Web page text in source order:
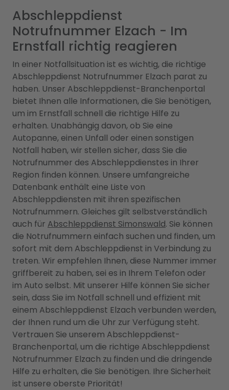
Abschleppdienst
Notrufnummer Elzach - Im
Ernstfall richtig reagieren
In einer Notfallsituation ist es wichtig, die richtige
Abschleppdienst Notrufnummer Elzach parat zu
haben. Unser Abschleppdienst-Branchenportal
bietet Ihnen alle Informationen, die Sie benötigen,
um im Ernstfall schnell die richtige Hilfe zu
erhalten. Unabhängig davon, ob Sie eine
Autopanne, einen Unfall oder einen sonstigen
Notfall haben, wir stellen sicher, dass Sie die
Notrufnummer des Abschleppdienstes in Ihrer
Region finden können. Unsere umfangreiche
Datenbank enthält eine Liste von
Abschleppdiensten mit ihren spezifischen
Notrufnummern. Gleiches gilt selbstverständlich
auch für Abschleppdienst Simonswald. Sie können
die Notrufnummern einfach suchen und finden, um
sofort mit dem Abschleppdienst in Verbindung zu
treten. Wir empfehlen Ihnen, diese Nummer immer
griffbereit zu haben, sei es in Ihrem Telefon oder
im Auto selbst. Mit unserer Hilfe können Sie sicher
sein, dass Sie im Notfall schnell und effizient mit
einem Abschleppdienst Elzach verbunden werden,
der Ihnen rund um die Uhr zur Verfügung steht.
Vertrauen Sie unserem Abschleppdienst-
Branchenportal, um die richtige Abschleppdienst
Notrufnummer Elzach zu finden und die dringende
Hilfe zu erhalten, die Sie benötigen. Ihre Sicherheit
ist unsere oberste Priorität!